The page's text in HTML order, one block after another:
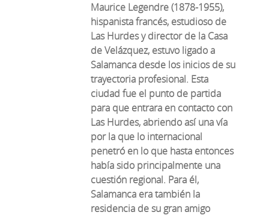
Maurice Legendre (1878-1955),
hispanista francés, estudioso de
Las Hurdes y director de la Casa
de Velázquez, estuvo ligado a
Salamanca desde los inicios de su
trayectoria profesional. Esta
ciudad fue el punto de partida
para que entrara en contacto con
Las Hurdes, abriendo así una vía
por la que lo internacional
penetró en lo que hasta entonces
había sido principalmente una
cuestión regional. Para él,
Salamanca era también la
residencia de su gran amigo